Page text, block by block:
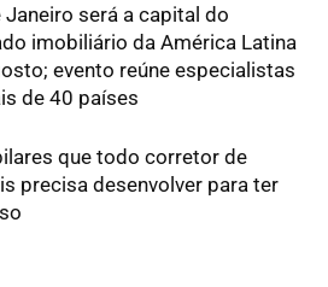
Janeiro será a capital do
imobiliário da América Latina
evento reúne especialistas
de 40 países
que todo corretor de
precisa desenvolver para ter